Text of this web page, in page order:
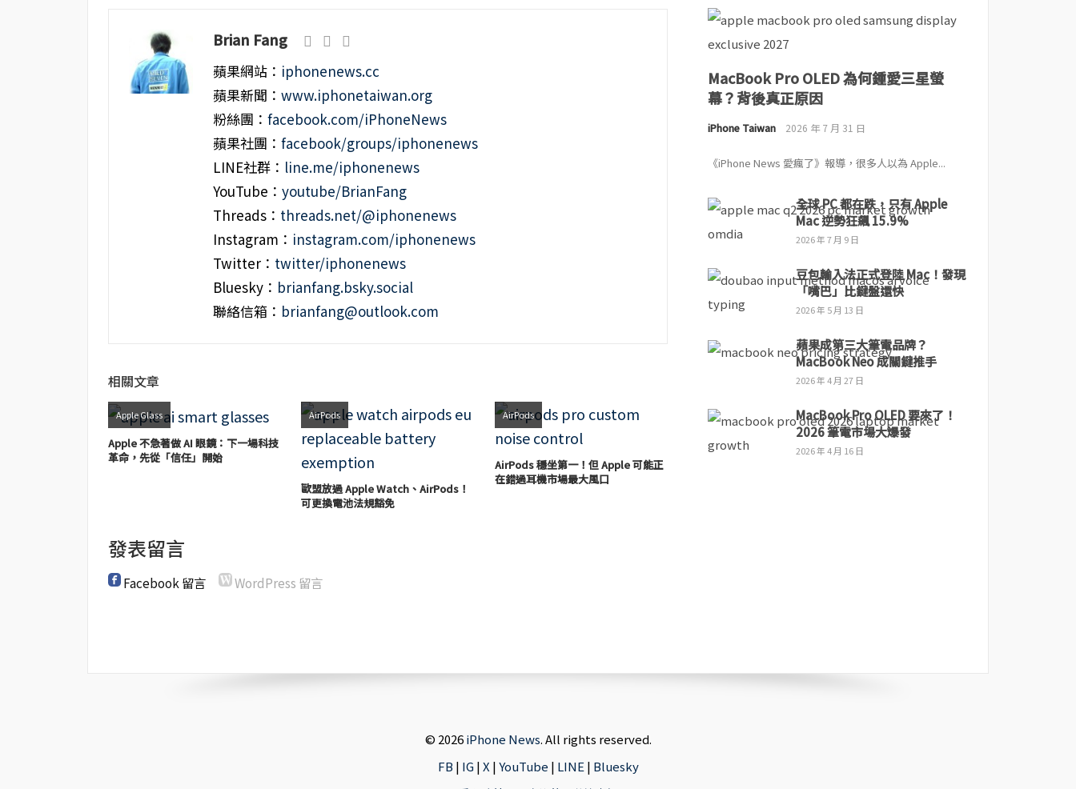
Brian Fang
蘋果網站： iphonenews.cc
蘋果新聞： www.iphonetaiwan.org
粉絲團： facebook.com/iPhoneNews
蘋果社團： facebook/groups/iphonenews
LINE社群： line.me/iphonenews
YouTube： youtube/BrianFang
Threads： threads.net/@iphonenews
Instagram： instagram.com/iphonenews
Twitter： twitter/iphonenews
Bluesky： brianfang.bsky.social
聯絡信箱： brianfang@outlook.com
相關文章
Apple Glass
Apple 不急著做 AI 眼鏡：下一場科技
革命，先從「信任」開始
AirPods
歐盟放過 Apple Watch、AirPods！
可更換電池法規豁免
AirPods
AirPods 穩坐第一！但 Apple 可能正
在錯過耳機市場最大風口
發表留言
Facebook 留言 WordPress 留言
MacBook Pro OLED 為何鍾愛三星螢
幕？背後真正原因
iPhone Taiwan 2026 年 7 月 31 日
《iPhone News 愛瘋了》報導，很多人以為 Apple...
全球 PC 都在跌，只有 Apple
Mac 逆勢狂飆 15.9%
2026 年 7 月 9 日
豆包輸入法正式登陸 Mac！發現
「嘴巴」比鍵盤還快
2026 年 5 月 13 日
蘋果成第三大筆電品牌？
MacBook Neo 成關鍵推手
2026 年 4 月 27 日
MacBook Pro OLED 要來了！
2026 筆電市場大爆發
2026 年 4 月 16 日
© 2026iPhone News. All rights reserved.
FB | IG|X |YouTube | LINE | Bluesky